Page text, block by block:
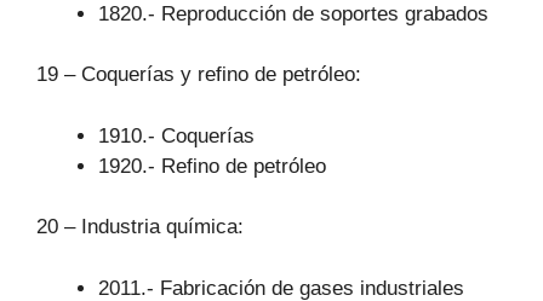
1820.- Reproducción de soportes grabados
19 – Coquerías y refino de petróleo:
1910.- Coquerías
1920.- Refino de petróleo
20 – Industria química:
2011.- Fabricación de gases industriales